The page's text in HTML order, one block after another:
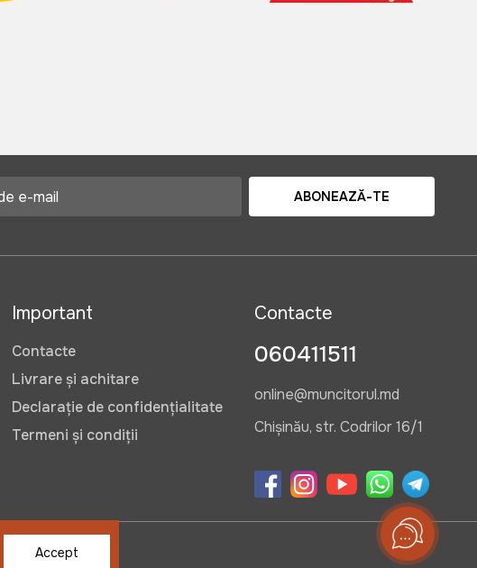
ABONEAZĂ-TE
Important
Contacte
Livrare și achitare
Declarație de confidențialitate
Termeni și condiții
Contacte
060411511
online@muncitorul.md
Chișinău, str. Codrilor 16/1
Accept